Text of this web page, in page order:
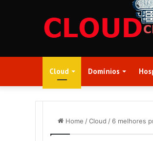
Cloud Domínios
Home /Cloud / 6 melhores